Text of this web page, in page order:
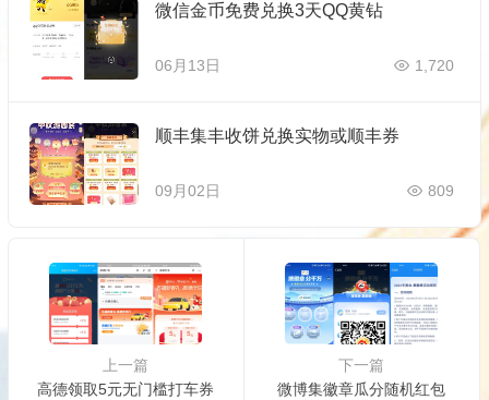
微信金币免费兑换3天QQ黄钻
06月13日 1,720
顺丰集丰收饼兑换实物或顺丰券
09月02日 809
上一篇
高德领取5元无门槛打车券
下一篇
微博集徽章瓜分随机红包